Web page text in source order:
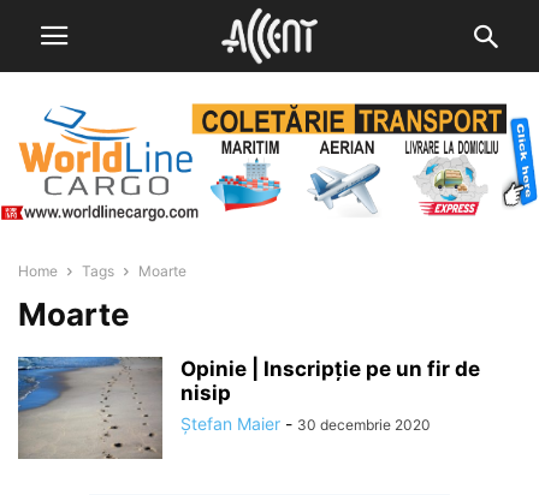
Home Tags Moarte
Moarte
Opinie | Inscripţie pe un fir de
nisip
Ștefan Maier - 30 decembrie 2020